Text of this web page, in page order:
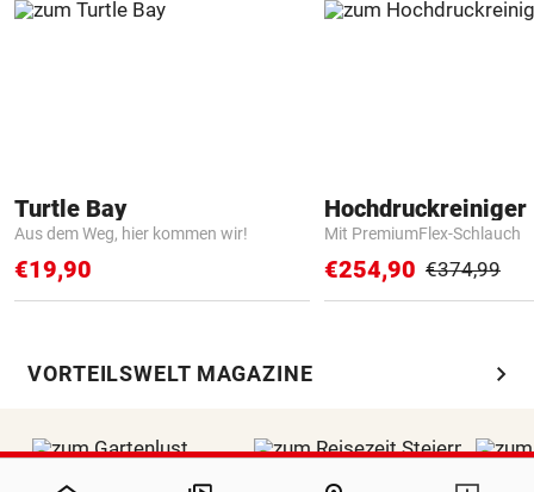
Turtle Bay
Aus dem Weg, hier kommen wir!
€19,90
Hochdruckreiniger
Mit PremiumFlex-Schlauch
€254,90 €374,99
VORTEILSWELT MAGAZINE chevron_right
NaN%